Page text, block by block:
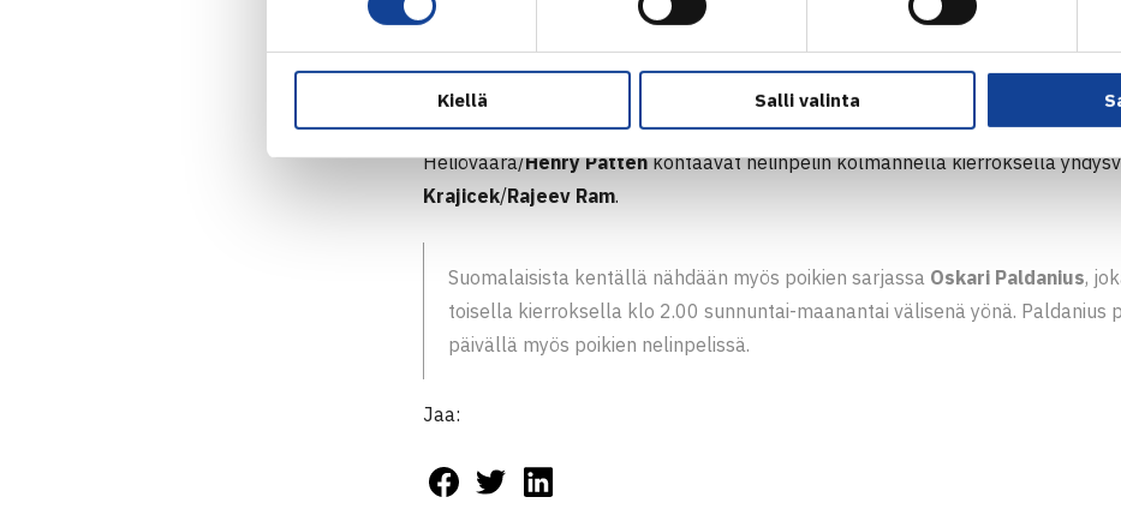
Kiellä Salli valinta
Molteni/Muhammad onnistuivat pelastamaan kuitenkin ne kaikki ja käyttivät
ottelupallon heti hyödykseen. Pari tuuletti otteluvoittoa lopulta lukemin 6-1, 4-
Heliövaara pelaa seuraavan kerran Melbournessa heti maanantaina noin klo
Heliövaara/Henry Pattenkohtaavat nelinpelin kolmannella kierroksella
Krajicek/Rajeev Ram.
Suomalaisista kentällä nähdään myös poikien sarjassa Oskari Paldanius,
toisella kierroksella klo 2.00 sunnuntai-maanantai välisenä yönä. Paldanius
päivällä myös poikien nelinpelissä.
Jaa: